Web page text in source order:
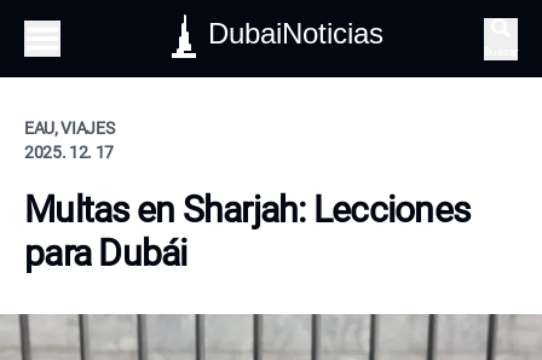
DubaiNoticias
EAU, VIAJES
2025. 12. 17
Multas en Sharjah: Lecciones
para Dubái